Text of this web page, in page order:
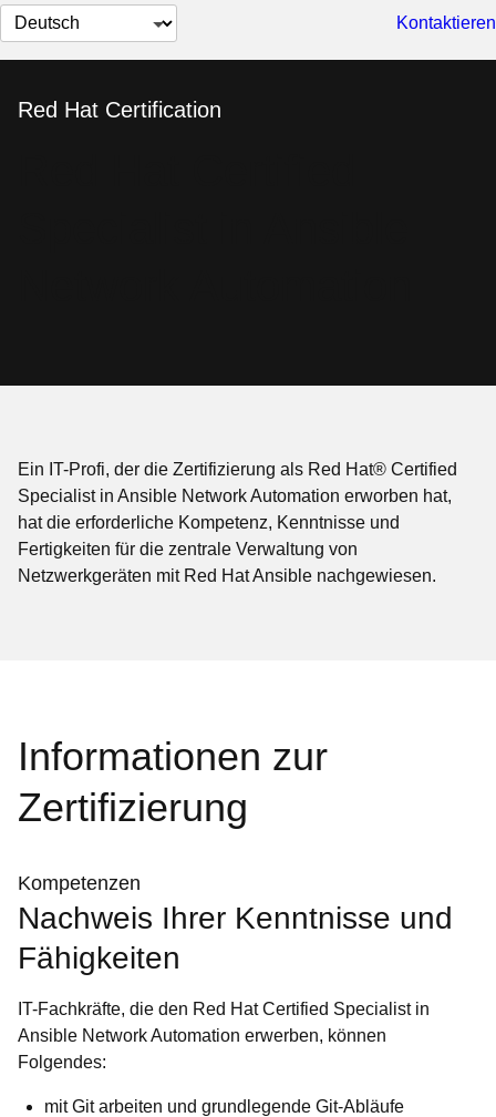
Sprache
auswählen
Kontaktieren
Red Hat Certification
Ein IT-Profi, der die Zertifizierung als Red Hat® Certified
Specialist in Ansible Network Automation erworben hat,
hat die erforderliche Kompetenz, Kenntnisse und
Fertigkeiten für die zentrale Verwaltung von
Netzwerkgeräten mit Red Hat Ansible nachgewiesen.
Informationen zur
Zertifizierung
Kompetenzen
Nachweis Ihrer Kenntnisse und
Fähigkeiten
IT-Fachkräfte, die den Red Hat Certified Specialist in
Ansible Network Automation erwerben, können
Folgendes:
mit Git arbeiten und grundlegende Git-Abläufe